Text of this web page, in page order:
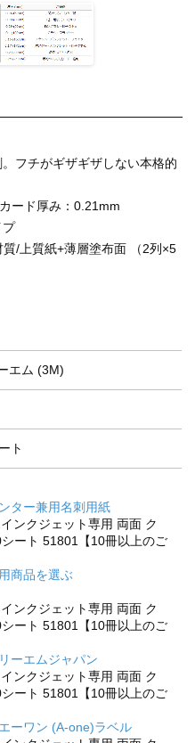
フチがギザギザしない本格的
ード厚み：0.21mm
プ
/上質紙+薄層塗布面 （2列×5
エム (3M)
ト
ター兼用名刺用紙
ンクジェット専用 両面 ク
ート 51801【10冊以上のご
商品を選ぶ
ンクジェット専用 両面 ク
ート 51801【10冊以上のご
ーエムジャパン
ンクジェット専用 両面 ク
ート 51801【10冊以上のご
エーワン (A-one)ラベル